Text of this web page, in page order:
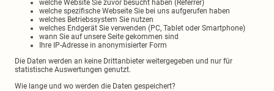
welche Website Sie zuvor besucht haben (Referrer)
welche spezifische Webseite Sie bei uns aufgerufen haben
welches Betriebssystem Sie nutzen
welches Endgerät Sie verwenden (PC, Tablet oder Smartphone)
wann Sie auf unsere Seite gekommen sind
Ihre IP-Adresse in anonymisierter Form
Die Daten werden an keine Drittanbieter weitergegeben und nur für
statistische Auswertungen genutzt.
Wie lange und wo werden die Daten gespeichert?